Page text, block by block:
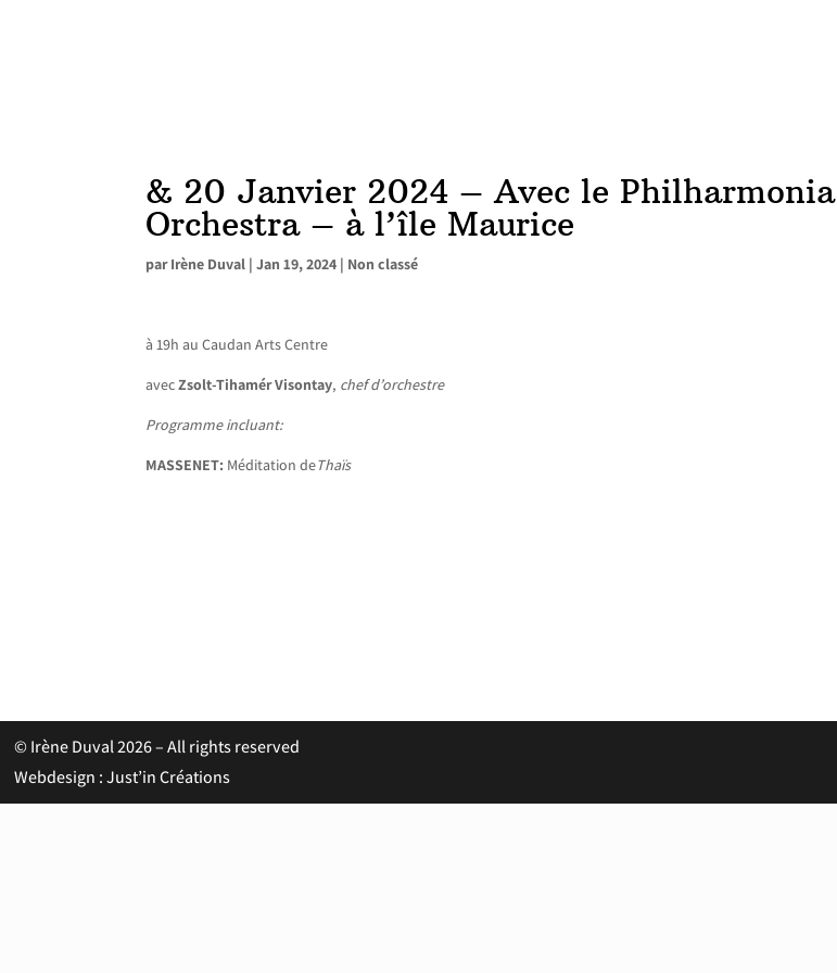
& 20 Janvier 2024 – Avec le Philharmonia
Orchestra – à l’île Maurice
parIrène Duval |Jan 19, 2024 | Non classé
à 19h au Caudan Arts Centre
avecZsolt-Tihamér Visontay, chef d’orchestre
Programme incluant:
MASSENET: Méditation deThaïs
© Irène Duval 2026 – All rights reserved
Webdesign : Just’in Créations